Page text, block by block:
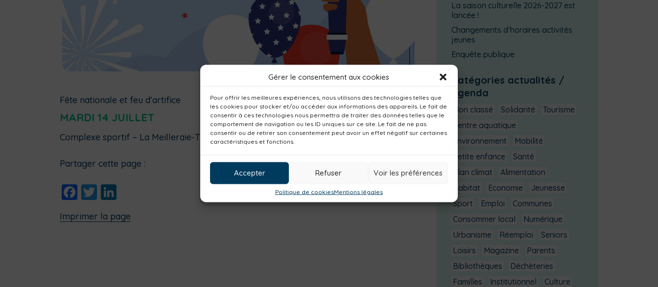
Gérer le consentement aux cookies
Pour offrir les meilleures expériences, nous utilisons des technologies telles que
les cookies pour stocker et/ou accéder aux informations des appareils. Le fait de
consentir à ces technologies nous permettra de traiter des données telles que le
comportement de navigation ou les ID uniques sur ce site. Le fait de ne pas
consentir ou de retirer son consentement peut avoir un effet négatif sur certaines
caractéristiques et fonctions.
Accepter Refuser Voir les préférences
Politique de cookiesMentions légales
Fête nationale et feu d’artifice
MARDI 14 JUILLET
Complexe sportif – La Meilleraie-Tillay
Partager cette page :
Facebook
Twitter
Imprimer la page
La saison culturelle 2026-2027 est
lancée !
Changements d’horaires activités
jeunes
Enquête publique
Catégories actualités /
agenda
Non classé Solidarité
Tourisme
Centre aquatique
Environnement
Mobilité
Petite enfance
Santé
Plan climat
Alimentation
Habitat
Economie
Jeunesse
Sport
Emploi
Communes
Consommer local
Numérique
Urbanisme
Réemploi
Seniors
Loisirs
Magazine
Parents
Bibliothèques
Déchèteries
Familles
Institutionnel Culture